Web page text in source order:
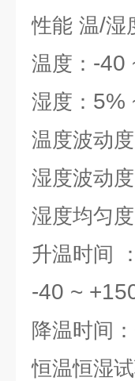
性能 温/湿
温度： -40
湿度： 5%
温度波动
湿度波动
湿度均匀
升温时间
：
-40 ~
降温时间：
恒温恒湿